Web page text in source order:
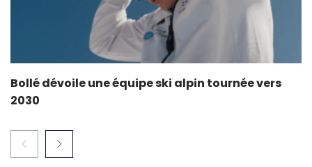
Bollé dévoile une équipe ski alpin tournée vers
2030